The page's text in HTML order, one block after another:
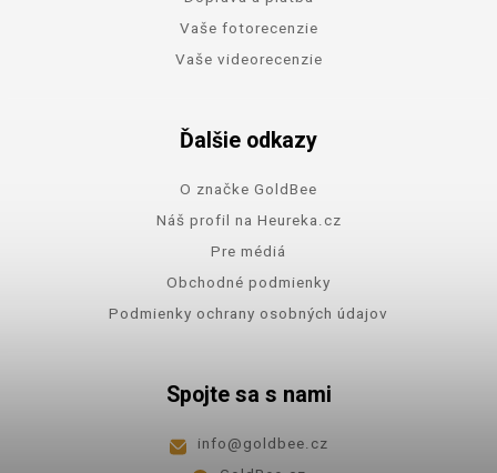
Vaše fotorecenzie
Vaše videorecenzie
Ďalšie odkazy
O značke GoldBee
Náš profil na Heureka.cz
Pre médiá
Obchodné podmienky
Podmienky ochrany osobných údajov
Spojte sa s nami
info@goldbee.cz